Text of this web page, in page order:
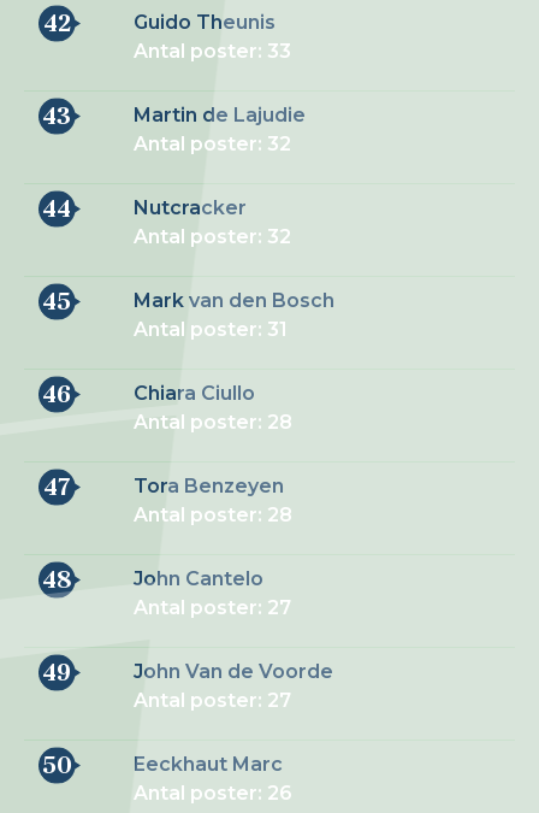
42
Guido Theunis
Antal poster: 33
43
Martin de Lajudie
Antal poster: 32
44
Nutcracker
Antal poster: 32
45
Mark van den Bosch
Antal poster: 31
46
Chiara Ciullo
Antal poster: 28
47
Tora Benzeyen
Antal poster: 28
48
John Cantelo
Antal poster: 27
49
John Van de Voorde
Antal poster: 27
50
Eeckhaut Marc
Antal poster: 26